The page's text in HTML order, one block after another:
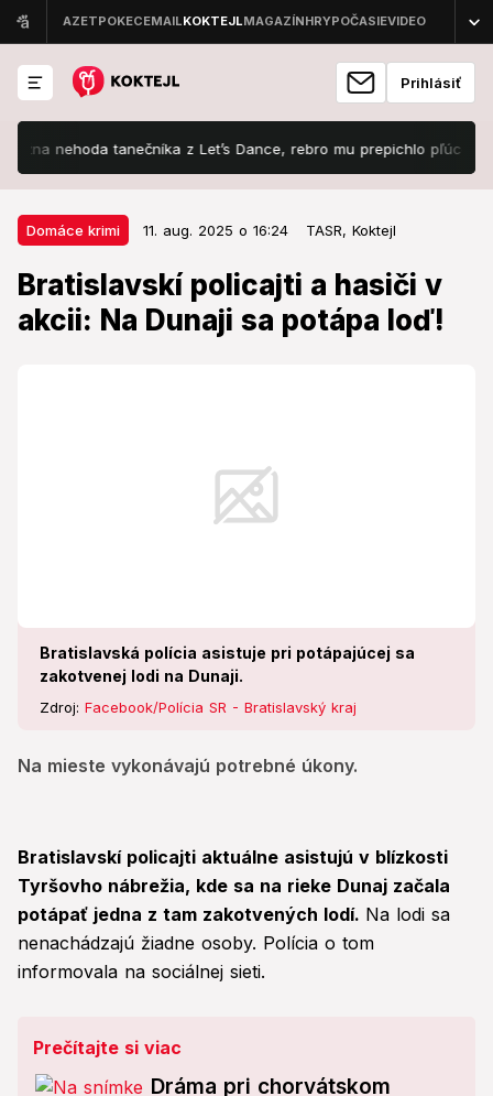
Prihlásiť
nehoda tanečníka z Let’s Dance, rebro mu prepichlo pľúco: To
Domáce krimi 11. aug. 2025 o 16:24 TASR, Koktejl
Bratislavskí policajti a hasiči v
akcii: Na Dunaji sa potápa loď!
Bratislavská polícia asistuje pri potápajúcej sa
zakotvenej lodi na Dunaji.
Zdroj: Facebook/Polícia SR - Bratislavský kraj
Na mieste vykonávajú potrebné úkony.
Domáce krimi 11. aug. 2025 o 16:24
Bratislavskí policajti a hasiči v
akcii: Na Dunaji sa potápa loď!
Bratislavskí policajti aktuálne asistujú v blízkosti
Tyršovho nábrežia, kde sa na rieke Dunaj začala
potápať jedna z tam zakotvených lodí. Na lodi sa
nenachádzajú žiadne osoby. Polícia o tom
informovala na sociálnej sieti.
Prečítajte si viac
Dráma pri chorvátskom